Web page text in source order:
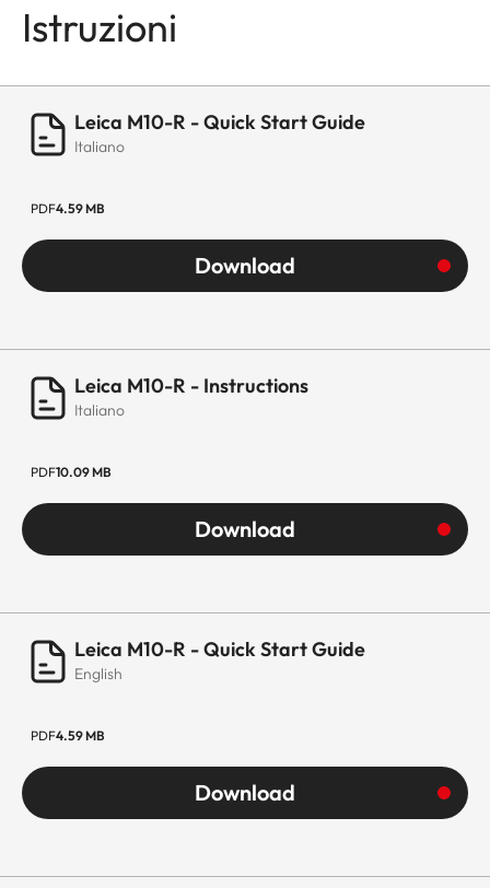
Istruzioni
Leica M10-R - Quick Start Guide
Italiano
PDF4.59 MB
Download
Leica M10-R - Instructions
Italiano
PDF10.09 MB
Download
Leica M10-R - Quick Start Guide
English
PDF4.59 MB
Download